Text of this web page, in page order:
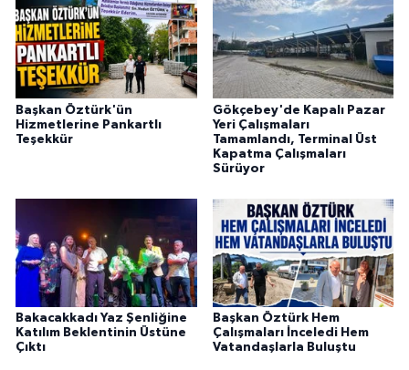
Başkan Öztürk'ün
Hizmetlerine Pankartlı
Teşekkür
Gökçebey'de Kapalı Pazar
Yeri Çalışmaları
Tamamlandı, Terminal Üst
Kapatma Çalışmaları
Sürüyor
Bakacakkadı Yaz Şenliğine
Katılım Beklentinin Üstüne
Çıktı
Başkan Öztürk Hem
Çalışmaları İnceledi Hem
Vatandaşlarla Buluştu